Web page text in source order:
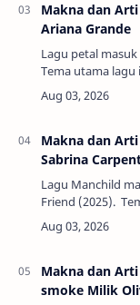
Makna dan
Ariana Grande
Lagu petal
Tema utama
ketangguhan
di situasi sulit
Makna dan
Sabrina
Lagu Manchild
Friend (2025).
tentang luapan
bersikap
Makna dan
smoke Milik